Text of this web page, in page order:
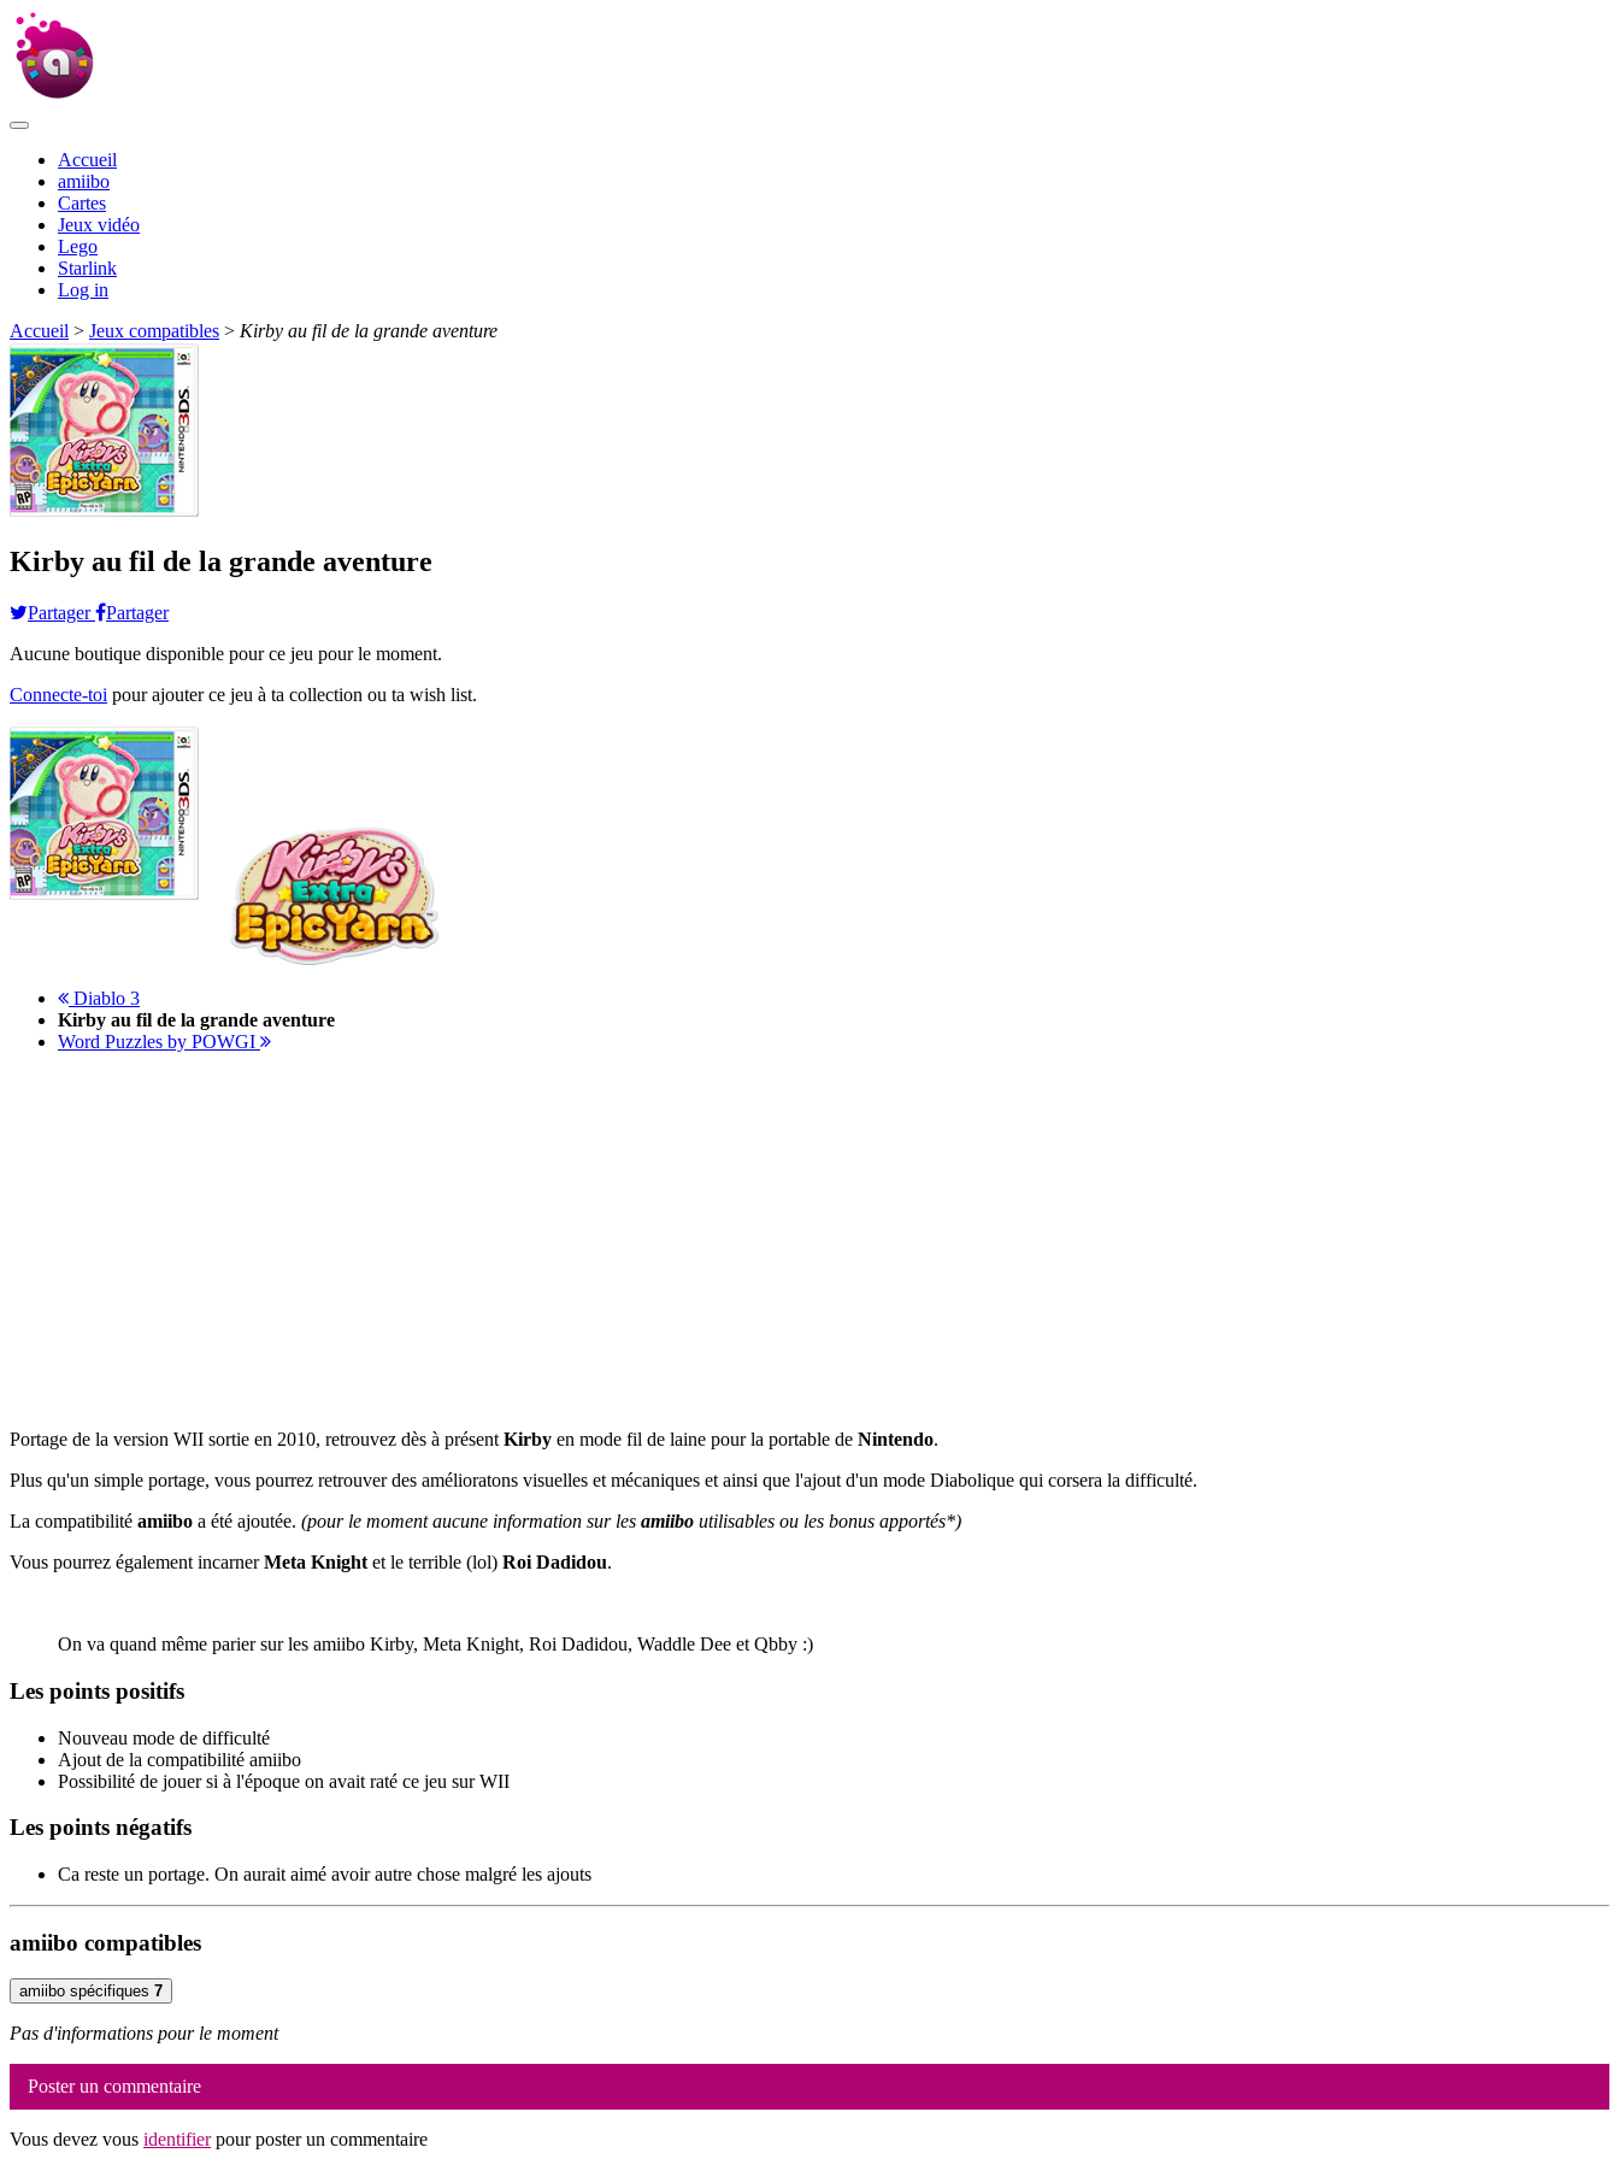
Accueil
amiibo
Cartes
Jeux vidéo
Lego
Starlink
Log in
Accueil > Jeux compatibles > Kirby au fil de la grande aventure
Kirby au fil de la grande aventure
Partager
Partager
Aucune boutique disponible pour ce jeu pour le moment.
Connecte-toi pour ajouter ce jeu à ta collection ou ta wish list.
Diablo 3
Kirby au fil de la grande aventure
Word Puzzles by POWGI
Portage de la version WII sortie en 2010, retrouvez dès à présent Kirby en mode fil de laine pour la portable de Nintendo.
Plus qu'un simple portage, vous pourrez retrouver des amélioratons visuelles et mécaniques et ainsi que l'ajout d'un mode Diabolique qui corsera la difficulté.
La compatibilité amiibo a été ajoutée. (pour le moment aucune information sur les amiibo utilisables ou les bonus apportés*)
Vous pourrez également incarnerMeta Knight et le terrible (lol) Roi Dadidou.
On va quand même parier sur les amiibo Kirby, Meta Knight, Roi Dadidou, Waddle Dee et Qbby :)
Les points positifs
Nouveau mode de difficulté
Ajout de la compatibilité amiibo
Possibilité de jouer si à l'époque on avait raté ce jeu sur WII
Les points négatifs
Ca reste un portage. On aurait aimé avoir autre chose malgré les ajouts
amiibo compatibles
amiibo spécifiques 7
Pas d'informations pour le moment
Poster un commentaire
Vous devez vous identifierpour poster un commentaire